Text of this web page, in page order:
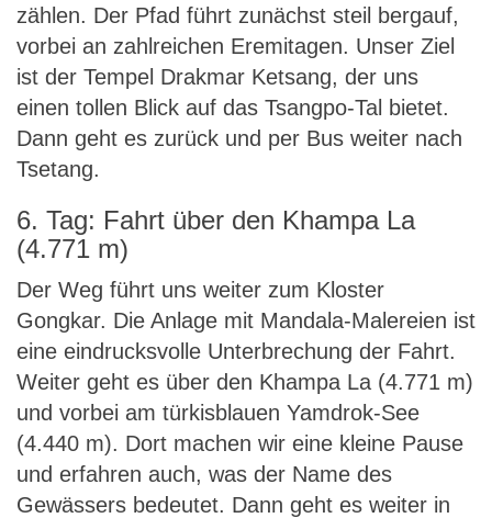
zählen. Der Pfad führt zunächst steil bergauf,
vorbei an zahlreichen Eremitagen. Unser Ziel
ist der Tempel Drakmar Ketsang, der uns
einen tollen Blick auf das Tsangpo-Tal bietet.
Dann geht es zurück und per Bus weiter nach
Tsetang.
6. Tag: Fahrt über den Khampa La
(4.771 m)
Der Weg führt uns weiter zum Kloster
Gongkar. Die Anlage mit Mandala-Malereien ist
eine eindrucksvolle Unterbrechung der Fahrt.
Weiter geht es über den Khampa La (4.771 m)
und vorbei am türkisblauen Yamdrok-See
(4.440 m). Dort machen wir eine kleine Pause
und erfahren auch, was der Name des
Gewässers bedeutet. Dann geht es weiter in